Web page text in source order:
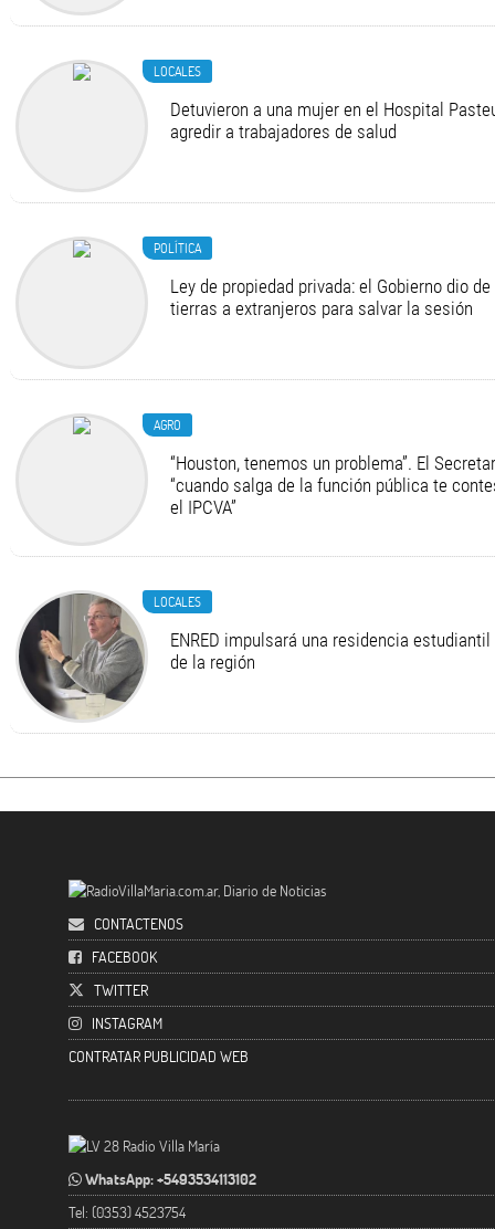
LOCALES
Detuvieron a una mujer en el Hospital
agredir a trabajadores de salud
POLÍTICA
Ley de propiedad privada: el Gobierno dio
tierras a extranjeros para salvar la sesión
AGRO
“Houston, tenemos un problema”. El
“cuando salga de la función pública te
el IPCVA”
LOCALES
ENRED impulsará una residencia
de la región
CONTACTENOS
FACEBOOK
TWITTER
INSTAGRAM
CONTRATAR PUBLICIDAD WEB
WhatsApp: +5493534113102
Tel: (0353) 4523754